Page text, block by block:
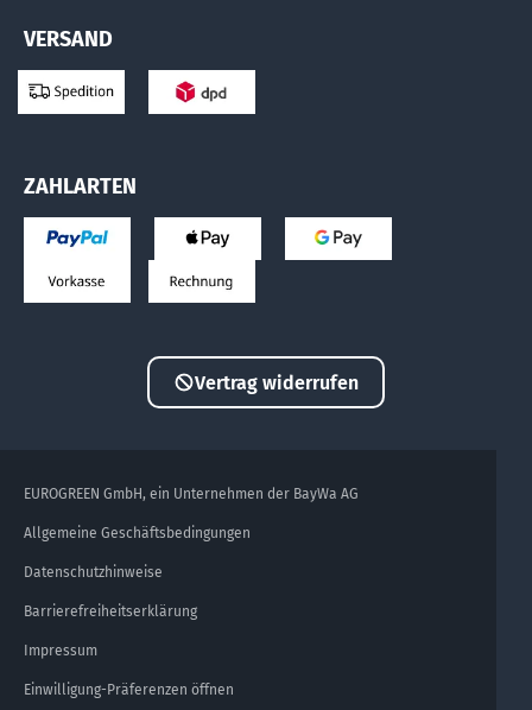
VERSAND
ZAHLARTEN
Vertrag widerrufen
EUROGREEN GmbH, ein Unternehmen der BayWa AG
Allgemeine Geschäftsbedingungen
Datenschutzhinweise
Barrierefreiheitserklärung
Impressum
Einwilligung-Präferenzen öffnen